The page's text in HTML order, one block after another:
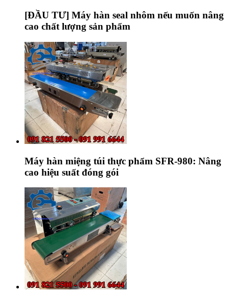
[ĐẦU TƯ] Máy hàn seal nhôm nếu muốn nâng
cao chất lượng sản phẩm
Máy hàn miệng túi thực phẩm SFR-980: Nâng
cao hiệu suất đóng gói